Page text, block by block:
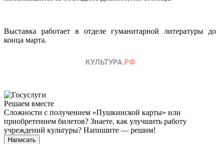
Выставка работает в отделе гуманитарной литературы до
конца марта.
Решаем вместе
Сложности с получением «Пушкинской карты» или
приобретением билетов? Знаете, как улучшить работу
учреждений культуры? Напишите — решим!
Написать